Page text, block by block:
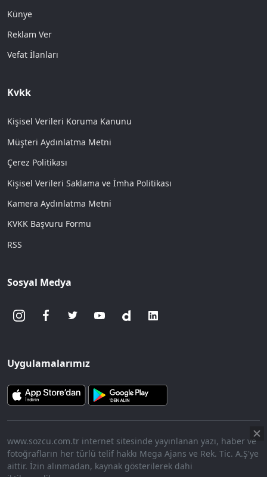
Künye
Reklam Ver
Vefat İlanları
Kvkk
Kişisel Verileri Koruma Kanunu
Müşteri Aydınlatma Metni
Çerez Politikası
Kişisel Verileri Saklama ve İmha Politikası
Kamera Aydınlatma Metni
KVKK Başvuru Formu
RSS
Sosyal Medya
Uygulamalarımız
www.sozcu.com.tr internet sitesinde yayınlanan yazı, haber ve
fotoğrafların her türlü telif hakkı Mega Ajans ve Rek. Tic. A.Ş'ye
aittir. İzin alınmadan, kaynak gösterilerek dahi